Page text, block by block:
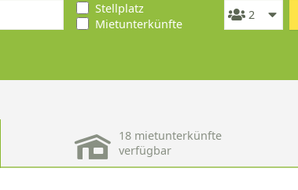
Stellplatz
Mietunterkünfte
18 mietunterkünfte
verfügbar